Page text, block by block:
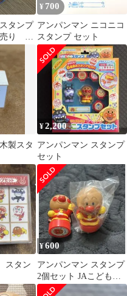
タンプ
り ジ
¥ 700
アンパンマン ニコニコ
スタンプ セット
製スタ
¥2,200
アンパンマン スタンプ
セット
スタン
¥600
アンパンマン スタンプ
2個セット JAこども共
済 非売品